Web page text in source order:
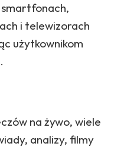
smartfonach,
i telewizorach
użytkownikom
na żywo, wiele
analizy, filmy